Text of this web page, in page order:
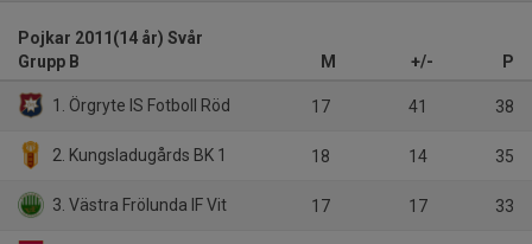
Pojkar 2011(14 år) Svår
Grupp B
M +/- P
1. Örgryte IS Fotboll Röd 17 41 38
2. Kungsladugårds BK 1 18 14 35
3. Västra Frölunda IF Vit 17 17 33